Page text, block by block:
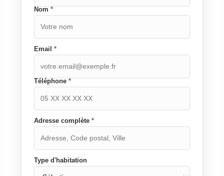
Nom *
Email *
Téléphone *
Adresse complète *
Type d'habitation